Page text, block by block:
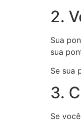
2.
Sua
sua
Se sua
3.
Se